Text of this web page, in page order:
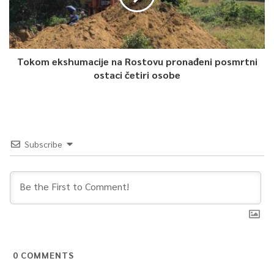
Tokom ekshumacije na Rostovu pronađeni posmrtni
ostaci četiri osobe
Subscribe
0 COMMENTS